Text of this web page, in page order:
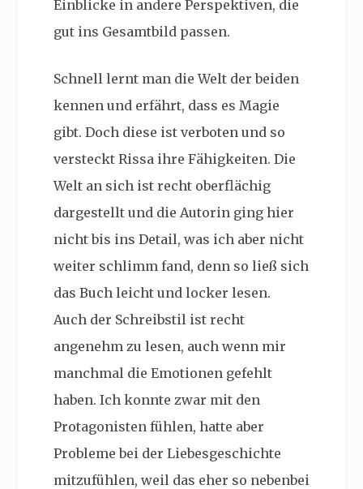
Einblicke in andere Perspektiven, die
gut ins Gesamtbild passen.
Schnell lernt man die Welt der beiden
kennen und erfährt, dass es Magie
gibt. Doch diese ist verboten und so
versteckt Rissa ihre Fähigkeiten. Die
Welt an sich ist recht oberflächig
dargestellt und die Autorin ging hier
nicht bis ins Detail, was ich aber nicht
weiter schlimm fand, denn so ließ sich
das Buch leicht und locker lesen.
Auch der Schreibstil ist recht
angenehm zu lesen, auch wenn mir
manchmal die Emotionen gefehlt
haben. Ich konnte zwar mit den
Protagonisten fühlen, hatte aber
Probleme bei der Liebesgeschichte
mitzufühlen, weil das eher so nebenbei